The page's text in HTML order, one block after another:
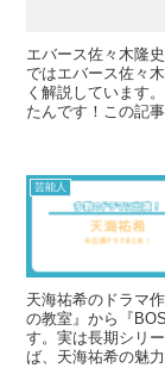
エバース佐々木隆
ではエバース佐々
く解説しています
たんです！この記
芸能人
天海祐希のドラマ
の教室』から『
す。実は長期シリ
ば、天海祐希の魅